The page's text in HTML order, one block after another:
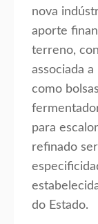
nova
aporte
terreno,
associada
como
para
refinado
do Estado.